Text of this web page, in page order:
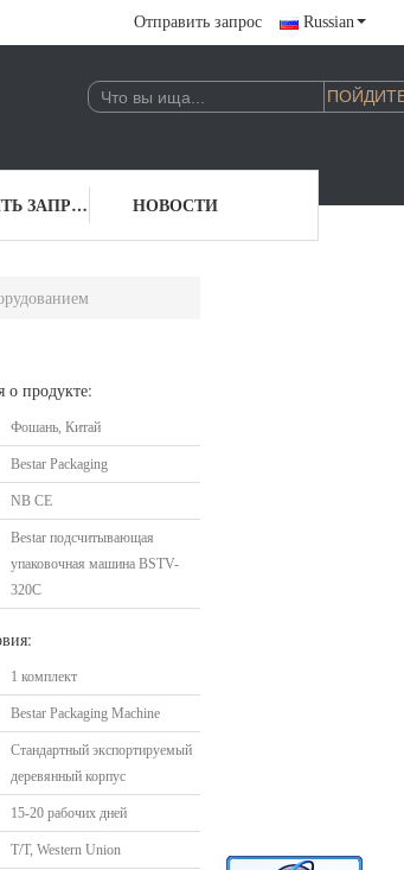
Отправить запрос Russian
ОТПРАВИТЬ ЗАПРОС НОВОСТИ
продукте:
Фошань, Китай
Bestar Packaging
NB CE
Bestar подсчитывающая
упаковочная машина BSTV-
320C
1 комплект
Bestar Packaging Machine
Стандартный экспортируемый
деревянный корпус
15-20 рабочих дней
T/T, Western Union